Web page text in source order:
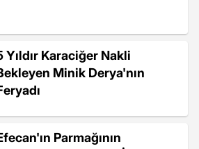
Yıldır Karaciğer Nakli
Minik Derya'nın
Parmağının